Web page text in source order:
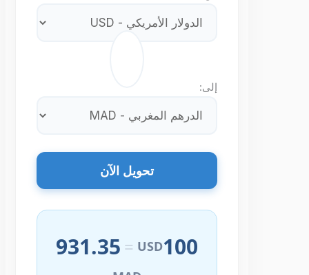
تحويل الآن
100
USD
=
931.35